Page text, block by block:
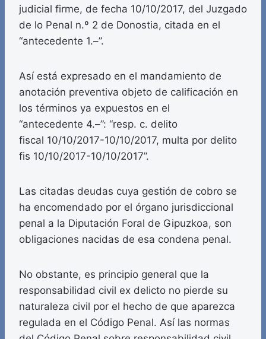
judicial firme, de fecha 10/10/2017, del Juzgado
de lo Penal n.º 2 de Donostia, citada en el
“antecedente 1.–”.
Así está expresado en el mandamiento de
anotación preventiva objeto de calificación en
los términos ya expuestos en el
“antecedente 4.–”: “resp. c. delito
fiscal 10/10/2017-10/10/2017, multa por delito
fis 10/10/2017-10/10/2017”.
Las citadas deudas cuya gestión de cobro se
ha encomendado por el órgano jurisdiccional
penal a la Diputación Foral de Gipuzkoa, son
obligaciones nacidas de esa condena penal.
No obstante, es principio general que la
responsabilidad civil ex delicto no pierde su
naturaleza civil por el hecho de que aparezca
regulada en el Código Penal. Así las normas